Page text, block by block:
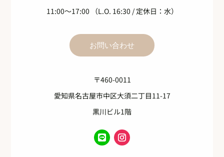
11:00～17:00 （L.O. 16:30 / 定休日：水）
お問い合わせ
〒460-0011
愛知県名古屋市中区大須二丁目11-17
黒川ビル1階